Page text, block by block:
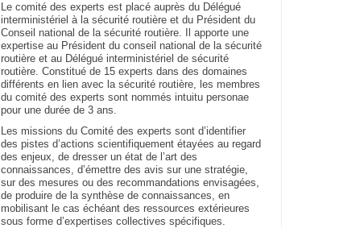
Le comité des experts est placé auprès du Délégué
interministériel à la sécurité routière et du Président du
Conseil national de la sécurité routière. Il apporte une
expertise au Président du conseil national de la sécurité
routière et au Délégué interministériel de sécurité
routière. Constitué de 15 experts dans des domaines
différents en lien avec la sécurité routière, les membres
du comité des experts sont nommés intuitu personae
pour une durée de 3 ans.
Les missions du Comité des experts sont d’identifier
des pistes d’actions scientifiquement étayées au regard
des enjeux, de dresser un état de l’art des
connaissances, d’émettre des avis sur une stratégie,
sur des mesures ou des recommandations envisagées,
de produire de la synthèse de connaissances, en
mobilisant le cas échéant des ressources extérieures
sous forme d’expertises collectives spécifiques.